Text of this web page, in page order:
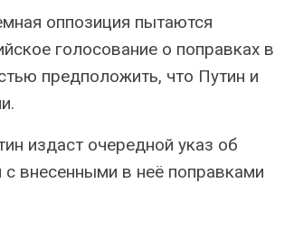
оппозиция пытаются
голосование о поправках в
предположить, что Путин и
издаст очередной указ об
внесенными в неё поправками